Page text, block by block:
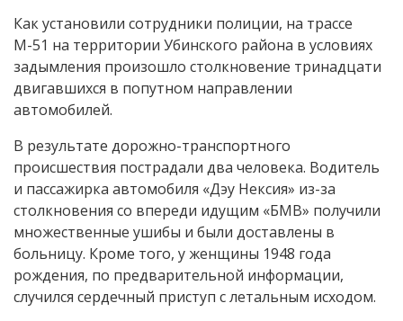
Как установили сотрудники полиции, на трассе
М-51 на территории Убинского района в условиях
задымления произошло столкновение тринадцати
двигавшихся в попутном направлении
автомобилей.
В результате дорожно-транспортного
происшествия пострадали два человека. Водитель
и пассажирка автомобиля «Дэу Нексия» из-за
столкновения со впереди идущим «БМВ» получили
множественные ушибы и были доставлены в
больницу. Кроме того, у женщины 1948 года
рождения, по предварительной информации,
случился сердечный приступ с летальным исходом.